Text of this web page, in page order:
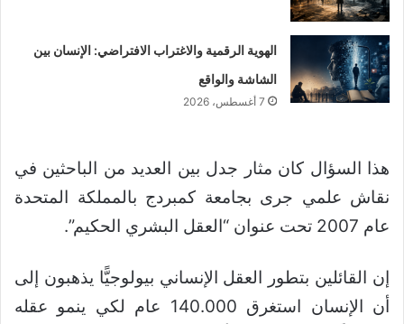
الهوية الرقمية والاغتراب الافتراضي: الإنسان بين
الشاشة والواقع
7 أغسطس، 2026
هذا السؤال كان مثار جدل بين العديد من الباحثين في
نقاش علمي جرى بجامعة كمبردج بالمملكة المتحدة
عام 2007 تحت عنوان “العقل البشري الحكيم”.
إن القائلين بتطور العقل الإنساني بيولوجيًّا يذهبون إلى
أن الإنسان استغرق 140.000 عام لكي ينمو عقله